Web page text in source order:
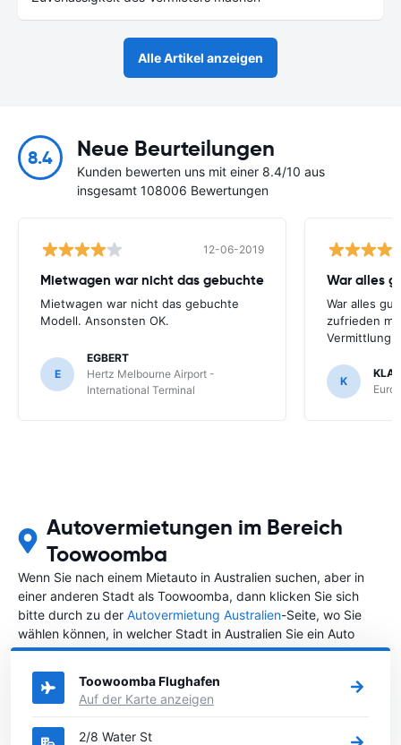
Alle Artikel anzeigen
8.4 Neue Beurteilungen
Kunden bewerten uns mit einer 8.4/10 aus
insgesamt 108006 Bewertungen
12-06-2019
Mietwagen war nicht das gebuchte
Mietwagen war nicht das gebuchte
Modell. Ansonsten OK.
E
EGBERT
Hertz Melbourne Airport -
International Terminal
War alles
War alles
zufrieden
Vermittlung
K
Autovermietungen im Bereich
Toowoomba
Wenn Sie nach einem Mietauto in Australien suchen, aber in
einer anderen Stadt als Toowoomba, dann klicken Sie sich
bitte durch zu der Autovermietung Australien-Seite, wo Sie
wählen können, in welcher Stadt in Australien Sie ein Auto
mieten möchten.
Toowoomba Flughafen
Auf der Karte anzeigen
2/8 Water St